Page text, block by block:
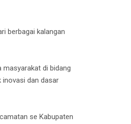
berbagai kalangan
masyarakat di bidang
inovasi dan dasar
se Kabupaten